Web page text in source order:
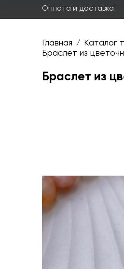
Оплата и доставка
Главная / Каталог
Браслет из
Браслет из